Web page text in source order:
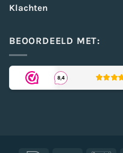
Klachten
BEOORDEELD MET: